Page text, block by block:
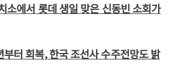
에서 롯데 생일 맞은 신동빈 소회가
터 회복, 한국 조선사 수주전망도 밝